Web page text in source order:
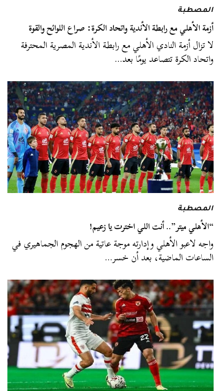
المصطبة
أزمة الأهلي مع رابطة الأندية واتحاد الكرة: صراع اللوائح والقوة
لا تزال أزمة النادي الأهلي مع رابطة الأندية المصرية المحترفة
واتحاد الكرة تتصاعد يومًا بعد…
المصطبة
“الأهلي ميتر”.. أنت اللي اخترت يا زعيم!
واجه لاعبو الأهلي وإدارته موجة عاتية من الهجوم الجماهيري في
الساعات الماضية، بعد أن خسر…